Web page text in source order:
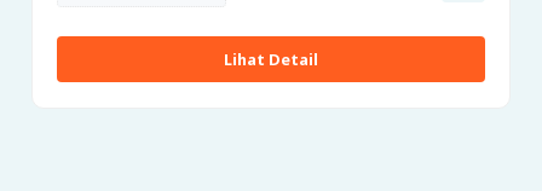
Lihat Detail